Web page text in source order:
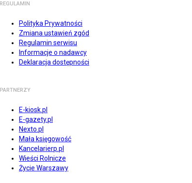
REGULAMIN
Polityka Prywatności
Zmiana ustawień zgód
Regulamin serwisu
Informacje o nadawcy
Deklaracja dostępności
PARTNERZY
E-kiosk.pl
E-gazety.pl
Nexto.pl
Mała księgowość
Kancelarierp.pl
Wieści Rolnicze
Życie Warszawy